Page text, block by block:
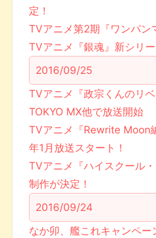
定！
TVアニメ第2期『ワンパン
TVアニメ『銀魂』新シリ
2016/09/25
TVアニメ『政宗くんのリ
TOKYO MX他で放送開始
TVアニメ『Rewrite Moon
年1月放送スタート！
TVアニメ『ハイスクール
制作が決定！
2016/09/24
なか卯、艦これキャンペ